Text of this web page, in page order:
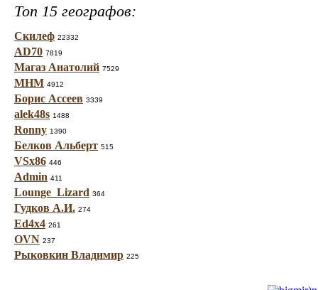
Топ 15 географов:
Скилеф 22332
AD70 7819
Магаз Анатолий 7529
МНМ 4912
Борис Ассеев 3339
alek48s 1488
Ronny 1390
Белков Альберт 515
VSx86 446
Admin 411
Lounge_Lizard 364
Гудков А.И. 274
Ed4x4 261
OVN 237
Рыковкин Владимир 225